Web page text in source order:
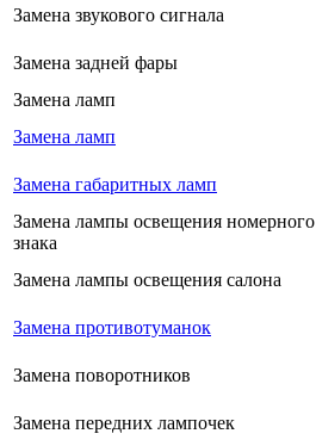
Замена звукового сигнала
Замена задней фары
Замена ламп
Замена ламп
Замена габаритных ламп
Замена лампы освещения номерного
знака
Замена лампы освещения салона
Замена противотуманок
Замена поворотников
Замена передних лампочек